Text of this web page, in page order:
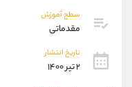
سطح آموزش
مقدماتی
تاریخ انتشار
۲ تیر ۱۴۰۰
داخلی
اطلاعات تماس